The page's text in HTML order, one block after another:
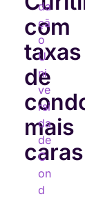
com
taxas
de
mais
caras
da
çã
o
U
ni
ve
rsi
da
de
C
on
d